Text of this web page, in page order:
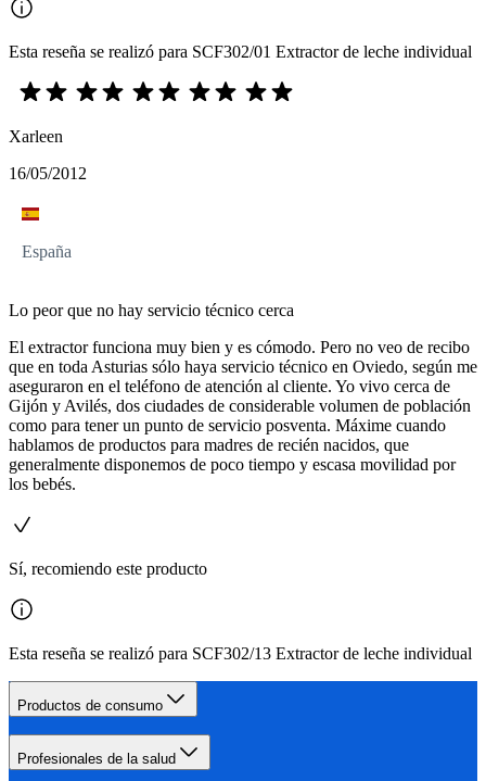
Esta reseña se realizó para SCF302/01 Extractor de leche individual
Xarleen
16/05/2012
España
Lo peor que no hay servicio técnico cerca
El extractor funciona muy bien y es cómodo. Pero no veo de recibo
que en toda Asturias sólo haya servicio técnico en Oviedo, según me
aseguraron en el teléfono de atención al cliente. Yo vivo cerca de
Gijón y Avilés, dos ciudades de considerable volumen de población
como para tener un punto de servicio posventa. Máxime cuando
hablamos de productos para madres de recién nacidos, que
generalmente disponemos de poco tiempo y escasa movilidad por
los bebés.
Sí, recomiendo este producto
Esta reseña se realizó para SCF302/13 Extractor de leche individual
Productos de consumo
Profesionales de la salud